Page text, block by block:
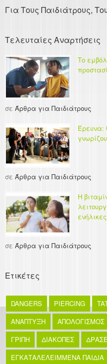
Για Τους Παιδιάτρους,
Τελευταίες Αναρτήσεις
Το
σε Άρθρα για Παιδιάτρους
Έρευνα:
σε Άρθρα για Παιδιάτρους
Η
σε Άρθρα για Παιδιάτρους
Ετικέτες
DANGERS PIERCING
ΑΝΑΠΤΥΞΗ
ΑΠΟΛΟΓΙΣΜΟΣ
ΓΡΙΠΗ
ΔΙΑΚΟΠΕΣ
ΕΓΚΑΤΑΛΕΛΕΙΜΜΕΝΑ ΠΑΙΔΙΑ